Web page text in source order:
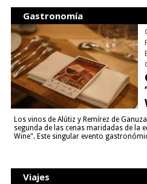
Gastronomía
Los vinos de Alútiz y Remírez de
segunda de las cenas maridadas de la
Wine". Este singular evento
Viajes